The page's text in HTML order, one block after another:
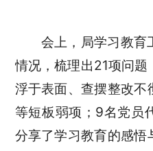
会上，局学习教育
情况，梳理出21项问题
浮于表面、查摆整改不
等短板弱项 ； 9名党员
分享了学习教育的感悟